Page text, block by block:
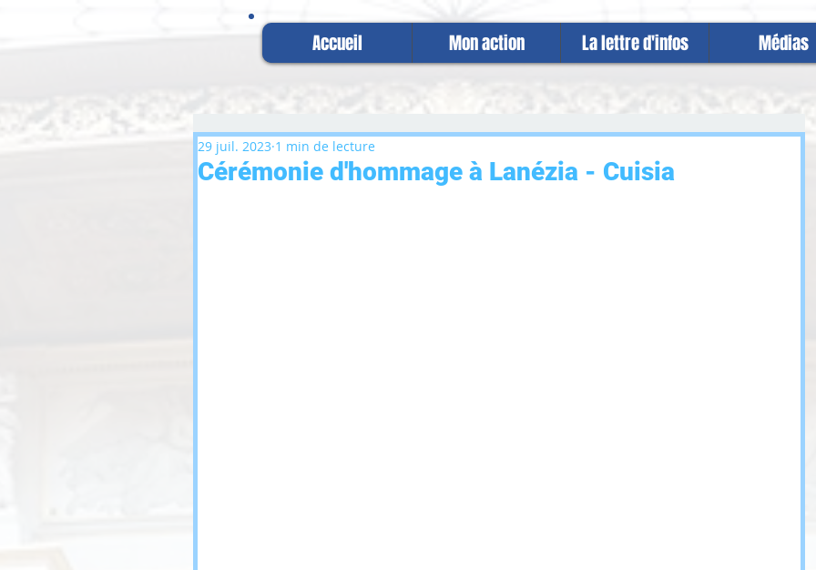
Accueil Mon action La lettre d'infos Médias
Cérémonie d'hommage à Lanézia - Cuisia
29 juil. 2023 1 min de lecture